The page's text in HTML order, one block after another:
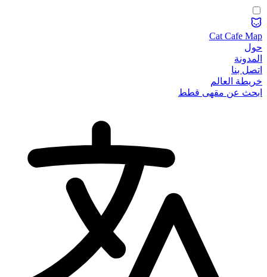
Cat Cafe Map
حول
المدونة
اتصل بنا
خريطة العالم
ابحث عن مقهى قطط